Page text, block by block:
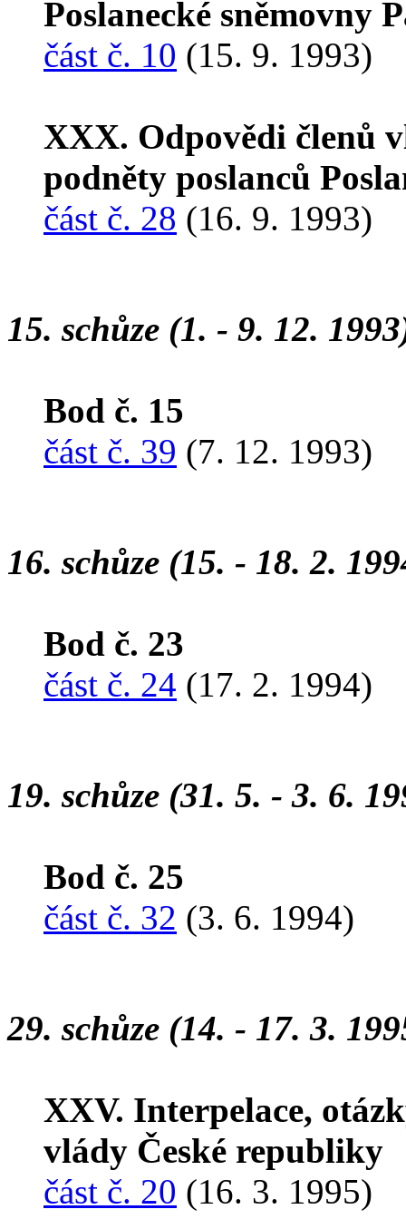
Poslanecké sněmovny
část č. 10 (15. 9. 1993)
XXX. Odpovědi členů
podněty poslanců
část č. 28 (16. 9. 1993)
15. schůze (1. - 9. 12.
Bod č. 15
část č. 39 (7. 12. 1993)
16. schůze (15. - 18. 2.
Bod č. 23
část č. 24 (17. 2. 1994)
19. schůze (31. 5. - 3. 6.
Bod č. 25
část č. 32 (3. 6. 1994)
29. schůze (14. - 17. 3.
XXV. Interpelace,
vlády České republiky
část č. 20 (16. 3. 1995)